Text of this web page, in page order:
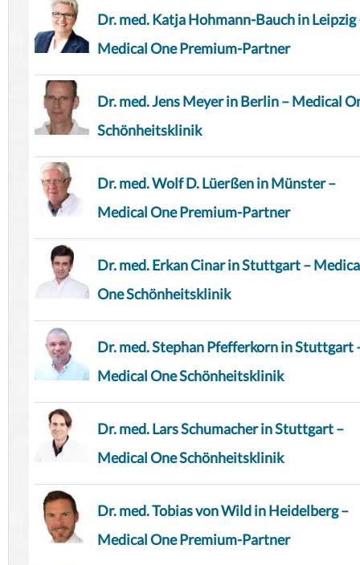
Dr. med. Katja Hohmann-Bauch in Leipzig
Medical One Premium-Partner
Dr. med. Jens Meyer in Berlin – Medical
Schönheitsklinik
Dr. med. Wolf D. Lüerßen in Münster –
Medical One Premium-Partner
Dr. med. Erkan Cinar in Stuttgart –
One Schönheitsklinik
Dr. med. Stephan Pfefferkorn in Stuttgart
Medical One Schönheitsklinik
Dr. med. Lars Schumacher in Stuttgart –
Medical One Schönheitsklinik
Dr. med. Tobias von Wild in Heidelberg –
Medical One Premium-Partner